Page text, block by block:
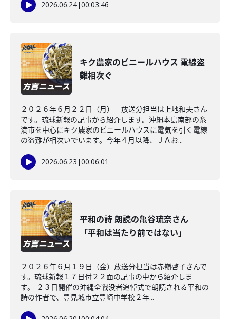
2026.06.24|00:03:46
キク農家のビニールハウス 電線盗
難相次ぐ
２０２６年６月２２日（月） 放送分担当は上地和夫さん
です。琉球新報の記事から紹介します。沖縄本島南部の糸
満市を中心にキク農家のビニールハウスに電気を引く電線
の盗難が相次いでいます。今年４月以降、ＪＡお...
2026.06.23 |00:06:01
平和の詩 朗読の亀谷琉奈さん
「平和は当たり前ではない」
２０２６年６月１９日（金）放送分担当は赤嶺啓子さんで
す。琉球新報１７日付２２面の記事の中から紹介しま
す。 ２３日開催の沖縄全戦没者追悼式で朗読される平和の
詩の作者で、豊見城市立豊崎中学校２年...